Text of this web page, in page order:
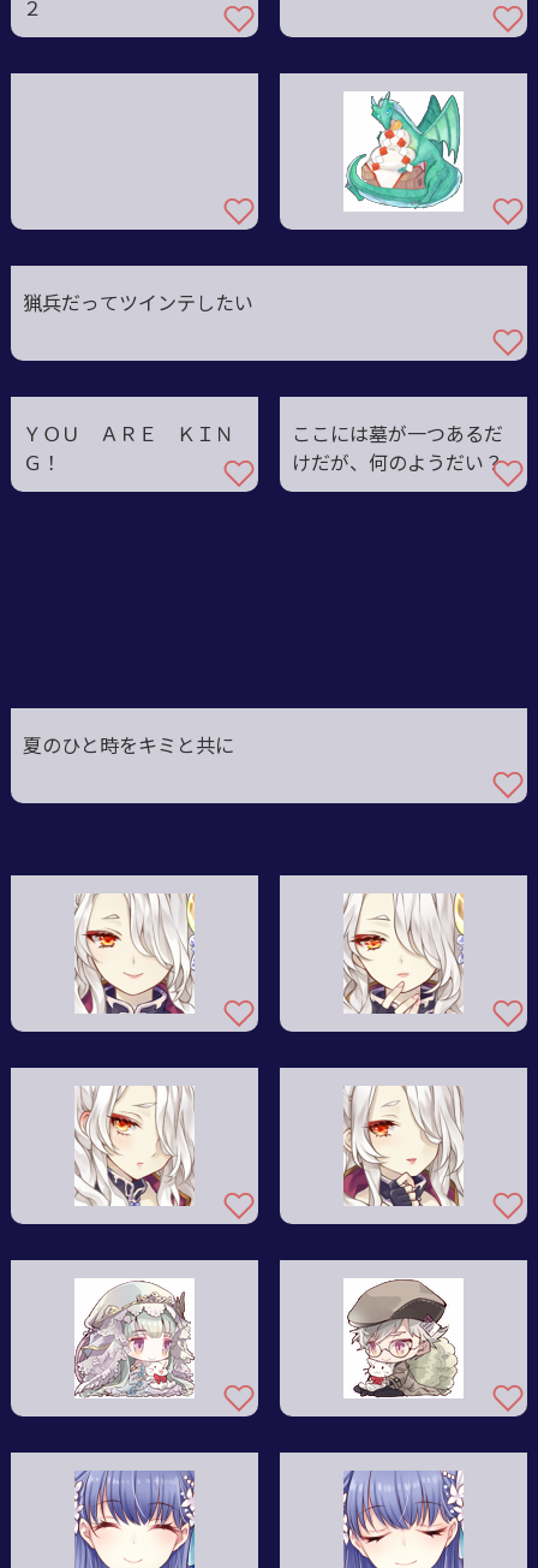
２
猟兵だってツインテしたい
ＹＯＵ ＡＲＥ ＫＩＮ
Ｇ！
ここには墓が一つあるだ
けだが、何のようだい？
夏のひと時をキミと共に